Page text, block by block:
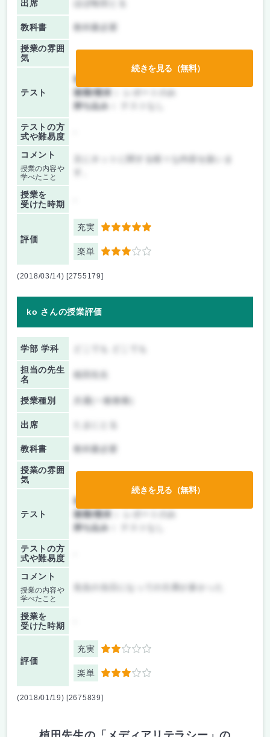
出席 ほぼ毎回とる
教科書 教科書必要
授業の雰囲
気
テスト
前期/中間：
後期/期末：
持ち込み：
テストの方
式や難易度
コメント
授業の内容や
学べたこと
授業を
受けた時期
評価
充実 5
楽単 3
続きを見る（無料）
(2018/03/14) [2755179]
ko さんの授業評価
学部 学科
担当の先生
名
授業種別 共通(一般教養)
出席
教科書 教科書必要
授業の雰囲
気
テスト
前期/中間：
後期/期末：
持ち込み：
テストの方
式や難易度
コメント
授業の内容や
学べたこと
授業を
受けた時期
評価
充実 2
楽単 3
続きを見る（無料）
(2018/01/19) [2675839]